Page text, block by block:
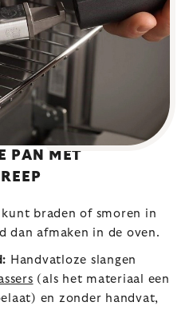
PAN MET
kunt braden of smoren in
dan afmaken in de oven.
Handvatloze slangen
(als het materiaal een
en zonder handvat,